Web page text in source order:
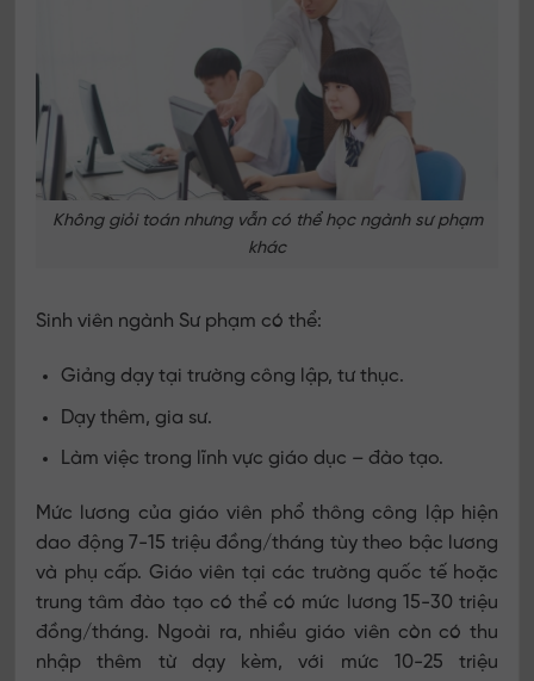
Không giỏi toán nhưng vẫn có thể học ngành sư phạm
khác
Sinh viên ngành Sư phạm có thể:
Giảng dạy tại trường công lập, tư thục.
Dạy thêm, gia sư.
Làm việc trong lĩnh vực giáo dục – đào tạo.
Mức lương của giáo viên phổ thông công lập hiện
dao động 7-15 triệu đồng/tháng tùy theo bậc lương
và phụ cấp. Giáo viên tại các trường quốc tế hoặc
trung tâm đào tạo có thể có mức lương 15-30 triệu
đồng/tháng. Ngoài ra, nhiều giáo viên còn có thu
nhập thêm từ dạy kèm, với mức 10-25 triệu